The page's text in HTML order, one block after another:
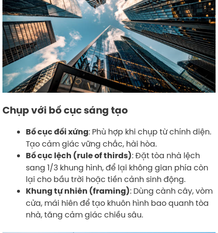
Chụp với bố cục sáng tạo
Bố cục đối xứng: Phù hợp khi chụp từ chính diện.
Tạo cảm giác vững chắc, hài hòa.
Bố cục lệch (rule of thirds): Đặt tòa nhà lệch
sang 1/3 khung hình, để lại không gian phía còn
lại cho bầu trời hoặc tiền cảnh sinh động.
Khung tự nhiên (framing): Dùng cành cây, vòm
cửa, mái hiên để tạo khuôn hình bao quanh tòa
nhà, tăng cảm giác chiều sâu.